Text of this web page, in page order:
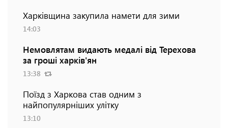
Харківщина закупила намети для зими
14:03
Немовлятам видають медалі від Терехова
за гроші харків'ян
13:38
Поїзд з Харкова став одним з
найпопулярніших улітку
13:10